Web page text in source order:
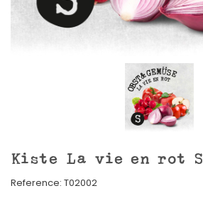
Kiste La vie en rot S
Reference: T02002